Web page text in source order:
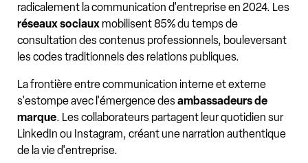
radicalement la communication d'entreprise en 2024. Les
réseaux sociaux mobilisent 85% du temps de
consultation des contenus professionnels, bouleversant
les codes traditionnels des relations publiques.
La frontière entre communication interne et externe
s'estompe avec l'émergence desambassadeurs de
marque. Les collaborateurs partagent leur quotidien sur
LinkedIn ou Instagram, créant une narration authentique
de la vie d'entreprise.